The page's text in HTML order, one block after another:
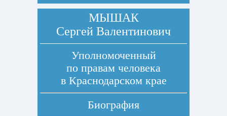
МЫШАК
Сергей Валентинович
Уполномоченный
по правам человека
в Краснодарском крае
Биография